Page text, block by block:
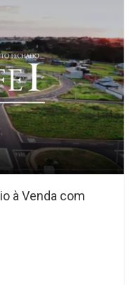
à Venda com